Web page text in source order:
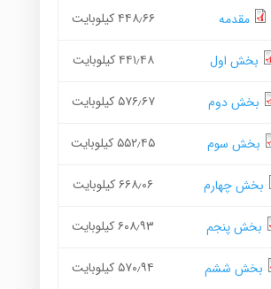
مقدمه ۴۴۸٫۶۶ کیلوبایت
بخش اول ۴۴۱٫۴۸ کیلوبایت
بخش دوم ۵۷۶٫۶۷ کیلوبایت
بخش سوم ۵۵۲٫۴۵ کیلوبایت
بخش چهارم ۶۶۸٫۰۶ کیلوبایت
بخش پنجم ۶۰۸٫۹۳ کیلوبایت
بخش ششم ۵۷۰٫۹۴ کیلوبایت